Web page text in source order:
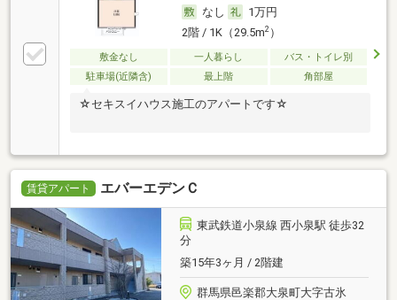
なし
1万円
2階 / 1K（29.5m2）
敷金なし 一人暮らし
バス・トイレ別
駐車場(近隣含)
最上階 角部屋
☆セキスイハウス施工のアパートです☆
賃貸アパート エバーエデンＣ
東武鉄道小泉線 西小泉駅 徒歩32
分
築15年3ヶ月 / 2階建
群馬県邑楽郡大泉町大字古氷